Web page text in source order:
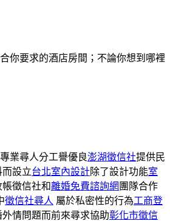
你要求的酒店房間；不論你想到哪裡
業尋人分工譽優良澎湖徵信社提供民
設立台北室內設計除了設計功能室
徵信社和離婚免費諮詢網 團隊合作
徵信社尋人 屬於私密性的行為工商登
外情問題而前來尋求協助彰化市徵信